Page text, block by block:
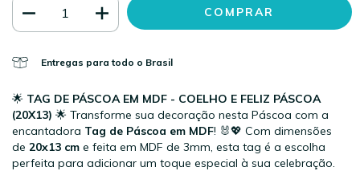
Entregas para todo o Brasil
🌟 TAG DE PÁSCOA EM MDF - COELHO E FELIZ PÁSCOA
(20X13) 🌟 Transforme sua decoração nesta Páscoa com a
encantadora Tag de Páscoa em MDF! 🐰💖 Com dimensões
de 20x13 cm e feita em MDF de 3mm, esta tag é a escolha
perfeita para adicionar um toque especial à sua celebração.